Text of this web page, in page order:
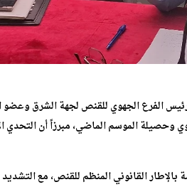
الفرع الجهوي للقنص لجهة الشرق وعضو
وحصيلة الموسم الماضي، مبرزاً أن
القانوني المنظم للقنص، مع